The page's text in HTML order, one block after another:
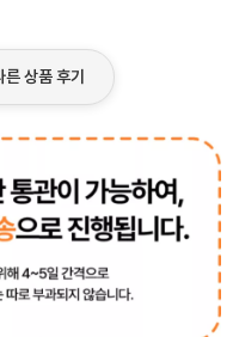
른 상품 후기